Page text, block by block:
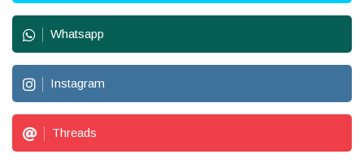
Whatsapp
Instagram
Threads